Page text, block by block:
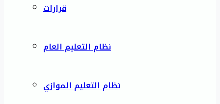
قرارات
نظام التعليم العام
نظام التعليم الموازي